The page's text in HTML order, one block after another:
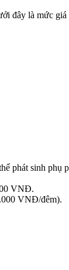
đây là mức
phát sinh phụ
VNĐ.
VNĐ/đêm).